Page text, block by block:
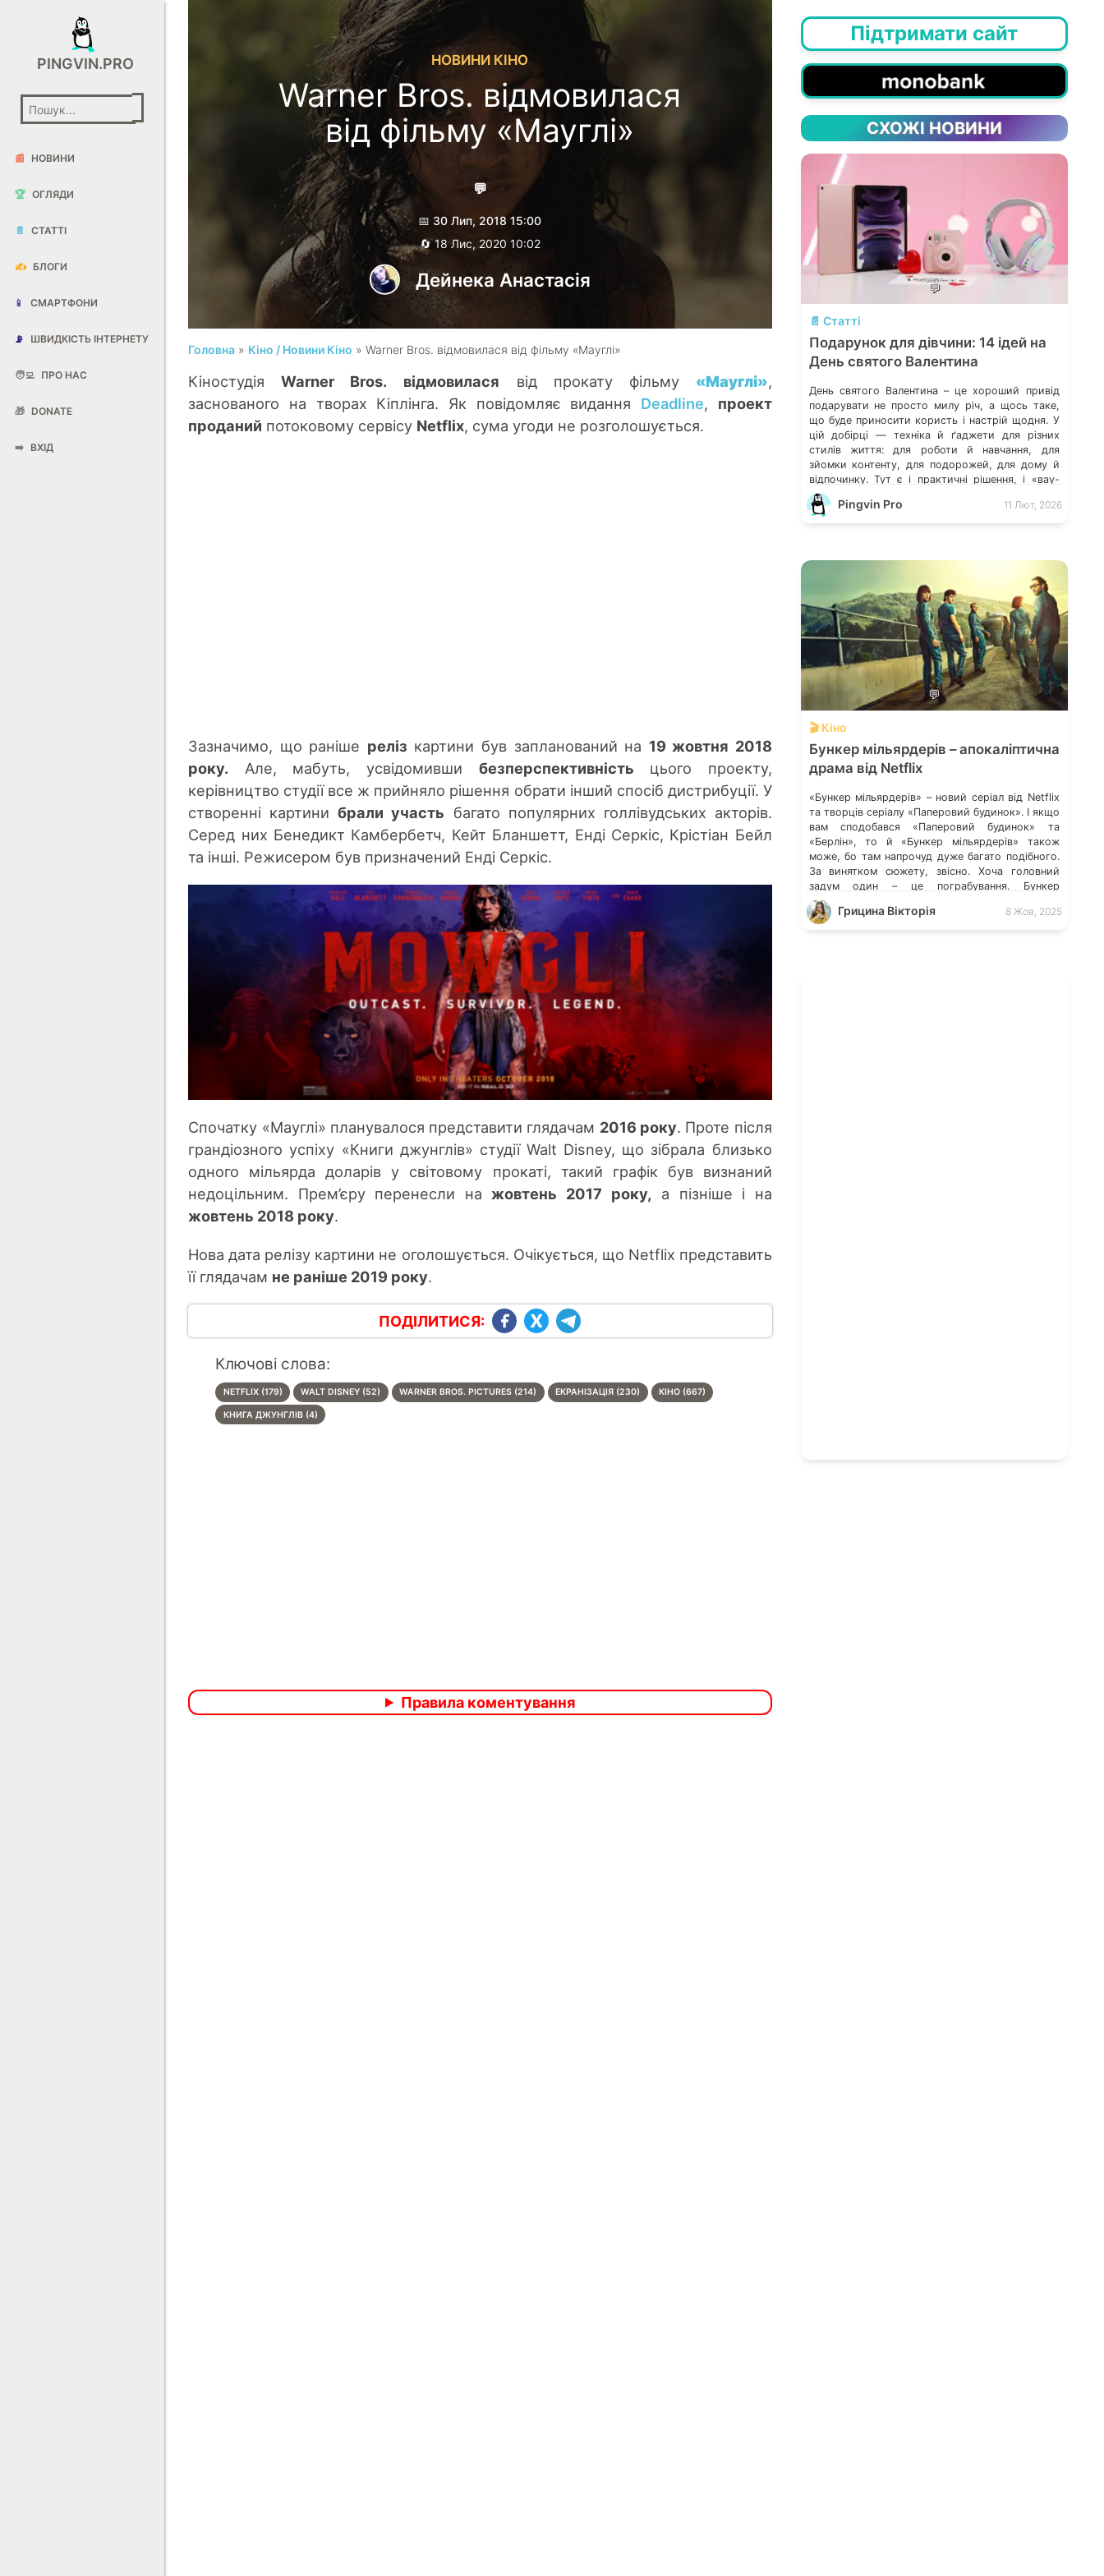
PINGVIN.PRO
📰 НОВИНИ
🏆 ОГЛЯДИ
📄 СТАТТІ
✍️ БЛОГИ
📱 СМАРТФОНИ
📡 ШВИДКІСТЬ ІНТЕРНЕТУ
🧑‍💻 ПРО НАС
🎁 DONATE
➡️ ВХІД
НОВИНИ КІНО
Warner Bros. відмовилася
від фільму «Мауглі»
💬
📅 30 Лип, 2018 15:00
🔄 18 Лис, 2020 10:02
Дейнека Анастасiя
Головна » Кіно / Новини Кіно » Warner Bros. відмовилася від фільму «Мауглі»
КіностудіяWarner Bros. відмовилася від прокату фільму «Мауглі»,
заснованого на творах Кіплінга. Як повідомляє видання Deadline, проект
проданий потоковому сервісу Netflix, сума угоди не розголошується.
Зазначимо, що раніше реліз картини був запланований на 19 жовтня 2018
року. Але, мабуть, усвідомивши безперспективність цього проекту,
керівництво студії все ж прийняло рішення обрати інший спосіб дистрибуції. У
створенні картинибрали участь багато популярних голлівудських акторів.
Серед них Бенедикт Камбербетч, Кейт Бланшетт, Енді Серкіс, Крістіан Бейл
та інші. Режисером був призначений Енді Серкіс.
Спочатку «Мауглі» планувалося представити глядачам 2016 року. Проте після
грандіозного успіху «Книги джунглів» студії Walt Disney, що зібрала близько
одного мільярда доларів у світовому прокаті, такий графік був визнаний
недоцільним. Прем’єру перенесли нажовтень 2017 року, а пізніше і на
жовтень 2018 року.
Нова дата релізу картини не оголошується. Очікується, що Netflix представить
її глядачам не раніше 2019 року.
ПОДІЛИТИСЯ:
Ключові слова:
NETFLIX (179) WALT DISNEY (52) WARNER BROS. PICTURES (214) ЕКРАНІЗАЦІЯ (230) КІНО (667)
КНИГА ДЖУНГЛІВ (4)
Правила коментування
Підтримати сайт
СХОЖІ НОВИНИ
💬
📄 Статті
Подарунок для дівчини: 14 ідей на
День святого Валентина
День святого Валентина – це хороший привід
подарувати не просто милу річ, а щось таке,
що буде приносити користь і настрій щодня. У
цій добірці — техніка й ґаджети для різних
стилів життя: для роботи й навчання, для
зйомки контенту, для подорожей, для дому й
відпочинку. Тут є і практичні рішення, і «вау-
подарунки», які одразу […]
Pingvin Pro 11 Лют, 2026
💬
🎬 Кіно
Бункер мільярдерів – апокаліптична
драма від Netflix
«Бункер мільярдерів» – новий серіал від Netflix
та творців серіалу «Паперовий будинок». І якщо
вам сподобався «Паперовий будинок» та
«Берлін», то й «Бункер мільярдерів» також
може, бо там напрочуд дуже багато подібного.
За винятком сюжету, звісно. Хоча головний
задум один – це пограбування. Бункер
мільярдерів: сюжетна лінія Коли світ ось-ось
вибухне, прості смертні «виносять магазини […]
Грицина Вікторія 8 Жов, 2025